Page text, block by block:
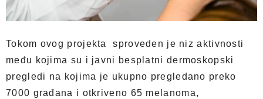
Tokom ovog projekta sproveden je niz aktivnosti
među kojima su i javni besplatni dermoskopski
pregledi na kojima je ukupno pregledano preko
7000 građana i otkriveno 65 melanoma,